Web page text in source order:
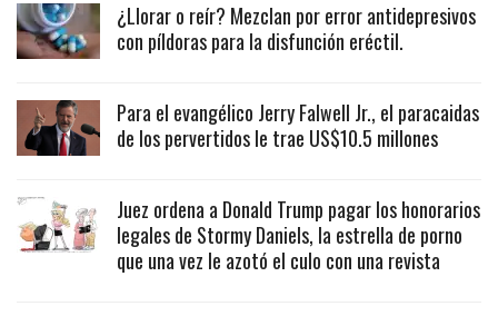
¿Llorar o reír? Mezclan por error antidepresivos
con píldoras para la disfunción eréctil.
Para el evangélico Jerry Falwell Jr., el paracaidas
de los pervertidos le trae US$10.5 millones
Juez ordena a Donald Trump pagar los honorarios
legales de Stormy Daniels, la estrella de porno
que una vez le azotó el culo con una revista